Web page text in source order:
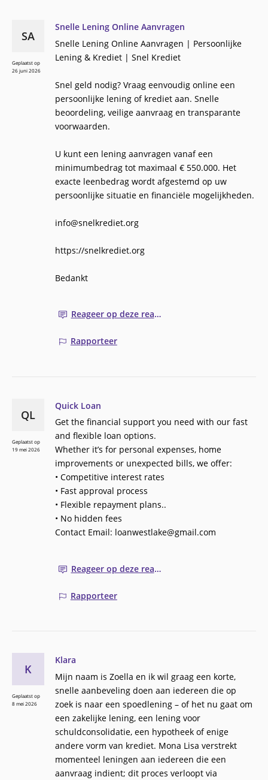
Snelle Lening Online Aanvragen
Snelle Lening Online Aanvragen | Persoonlijke
Lening & Krediet | Snel Krediet
Snel geld nodig? Vraag eenvoudig online een
persoonlijke lening of krediet aan. Snelle
beoordeling, veilige aanvraag en transparante
voorwaarden.
U kunt een lening aanvragen vanaf een
minimumbedrag tot maximaal € 550.000. Het
exacte leenbedrag wordt afgestemd op uw
persoonlijke situatie en financiële mogelijkheden.
info@snelkrediet.org
https://snelkrediet.org
Reageer op deze reactie
Rapporteer
SA
Geplaatst op
26 juni 2026
Quick Loan
Get the financial support you need with our fast
and flexible loan options.
Whether it’s for personal expenses, home
improvements or unexpected bills, we offer:
• Competitive interest rates
• Fast approval process
• Flexible repayment plans..
• No hidden fees
Contact Email: loanwestlake@gmail.com
Reageer op deze reactie
Rapporteer
QL
Geplaatst op
19 mei 2026
Klara
Mijn naam is Zoella en ik wil graag een korte,
snelle aanbeveling doen aan iedereen die op
zoek is naar een spoedlening – of het nu gaat om
een ​​zakelijke lening, een lening voor
schuldconsolidatie, een hypotheek of enige
andere vorm van krediet. Mona Lisa verstrekt
momenteel leningen aan iedereen die een
aanvraag indient; dit proces verloopt via
K
Geplaatst op
8 mei 2026